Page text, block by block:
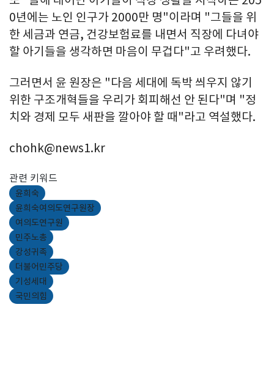
0년에는 노인 인구가 2000만 명"이라며 "그들을 위
한 세금과 연금, 건강보험료를 내면서 직장에 다녀야
할 아기들을 생각하면 마음이 무겁다"고 우려했다.
그러면서 윤 원장은 "다음 세대에 독박 씌우지 않기
위한 구조개혁들을 우리가 회피해선 안 된다"며 "정
치와 경제 모두 새판을 깔아야 할 때"라고 역설했다.
chohk@news1.kr
관련 키워드
윤희숙
윤희숙여의도연구원장
여의도연구원
민주노총
강성귀족
더불어민주당
기성세대
국민의힘